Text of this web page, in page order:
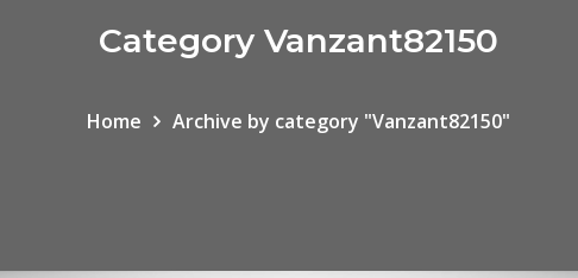
Category Vanzant82150
Home Archive by category "Vanzant82150"